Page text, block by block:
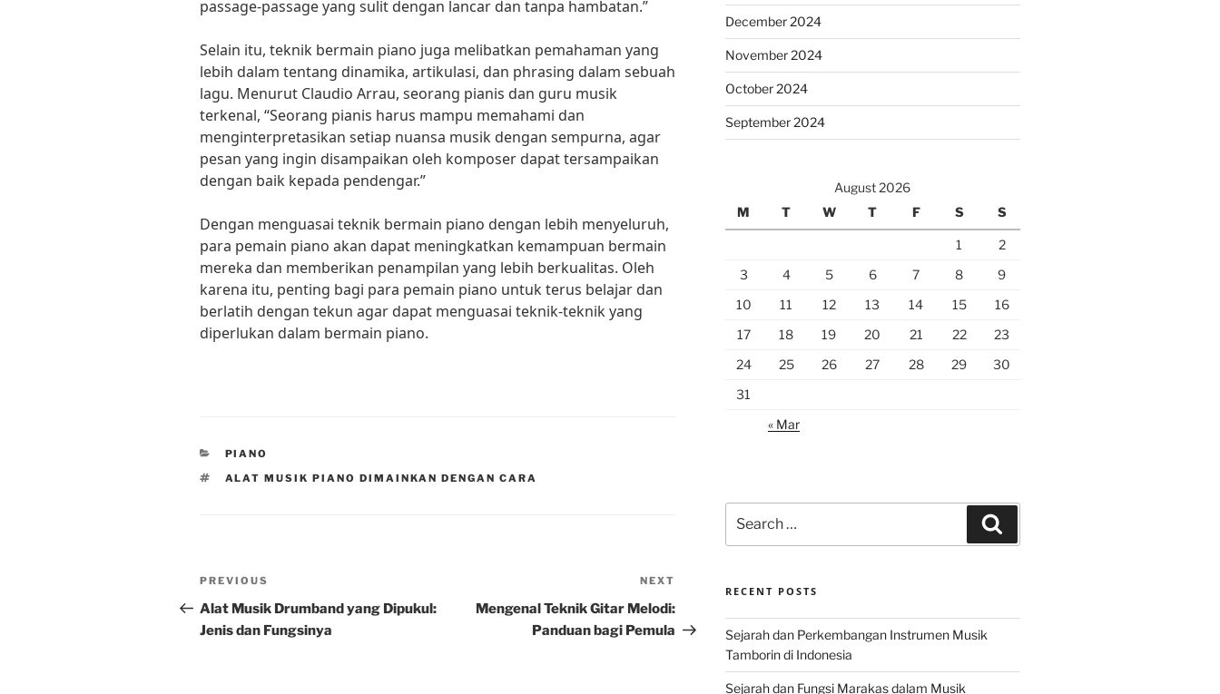
passage-passage yang sulit dengan lancar dan tanpa hambatan.”
Selain itu, teknik bermain piano juga melibatkan pemahaman yang
lebih dalam tentang dinamika, artikulasi, dan phrasing dalam sebuah
lagu. Menurut Claudio Arrau, seorang pianis dan guru musik
terkenal, “Seorang pianis harus mampu memahami dan
menginterpretasikan setiap nuansa musik dengan sempurna, agar
pesan yang ingin disampaikan oleh komposer dapat tersampaikan
dengan baik kepada pendengar.”
Dengan menguasai teknik bermain piano dengan lebih menyeluruh,
para pemain piano akan dapat meningkatkan kemampuan bermain
mereka dan memberikan penampilan yang lebih berkualitas. Oleh
karena itu, penting bagi para pemain piano untuk terus belajar dan
berlatih dengan tekun agar dapat menguasai teknik-teknik yang
diperlukan dalam bermain piano.
CATEGORIES
PIANO
TAGS
ALAT MUSIK PIANO DIMAINKAN DENGAN CARA
Post
navigation
Previous
Post
PREVIOUS
Alat Musik Drumband yang Dipukul:
Jenis dan Fungsinya
Post
NEXT
Mengenal Teknik Gitar Melodi:
Panduan bagi Pemula
December 2024
November 2024
October 2024
September 2024
August 2026
M
T W T F S S
1
2
3
4 5 6 7 8
9
10
11 12 13 14 15
16
17
18 19 20 21 22
23
24
25 26 27 28 29
30
31
« Mar
for:
RECENT POSTS
Sejarah dan Perkembangan Instrumen Musik
Tamborin di Indonesia
Sejarah dan Fungsi Marakas dalam Musik